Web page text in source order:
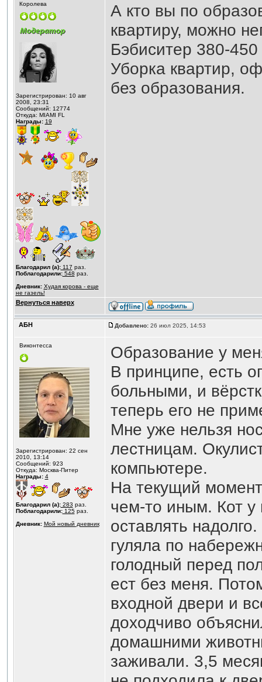
Королева
Зарегистрирован: 10 авг
2008, 23:31
Сообщений: 12774
Откуда: MIAMI FL
Награды: 19
Благодарил (а):117 раз.
Поблагодарили:548 раз.
Дневник: Худая корова - еще
не газель!
А кто вы по
квартиру, можно
Бэбиситер 380-
Уборка квартир,
без образования.
Вернуться наверх
АБН Добавлено:26 июл 2025, 14:53
Виконтесса
Зарегистрирован: 22 сен
2010, 13:14
Сообщений: 923
Откуда: Москва-Питер
Награды: 4
Благодарил (а):283 раз.
Поблагодарили:125раз.
Дневник: Мой новый дневник
Образование у
В принципе, есть
больными, и
теперь его не
Мне уже нельзя
лестницам.
компьютере.
На текущий
чем-то иным. Кот у
оставлять
гуляла по
голодный перед
ест без меня.
входной двери и
доходчиво
домашними
заживали. 3,5